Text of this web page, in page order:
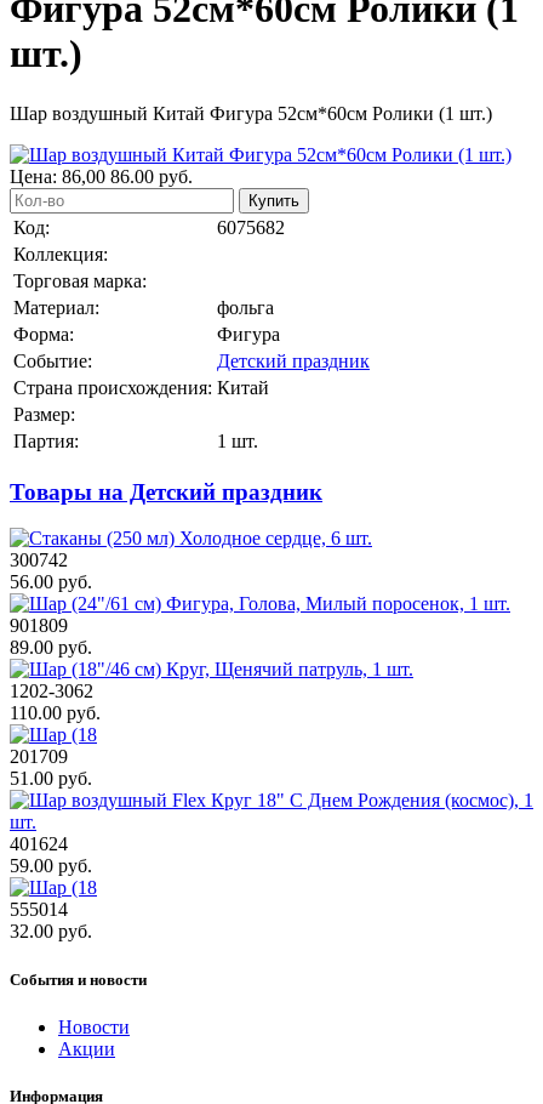
Фигура 52см*60см Ролики (1
шт.)
Шар воздушный Китай Фигура 52см*60см Ролики (1 шт.)
Цена: 86,00 86.00 руб.
Купить
Код:
6075682
Коллекция:
Торговая марка:
Материал:
фольга
Форма:
Фигура
Событие:
Детский праздник
Страна происхождения: Китай
Размер:
Партия:
1 шт.
Товары на Детский праздник
300742
56.00 руб.
901809
89.00 руб.
1202-3062
110.00 руб.
201709
51.00 руб.
401624
59.00 руб.
555014
32.00 руб.
События и новости
Новости
Акции
Информация